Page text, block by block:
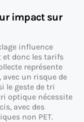
impact sur
influence
donc les tarifs
représente
un risque de
le geste de tri
optique nécessite
avec des
non PET.